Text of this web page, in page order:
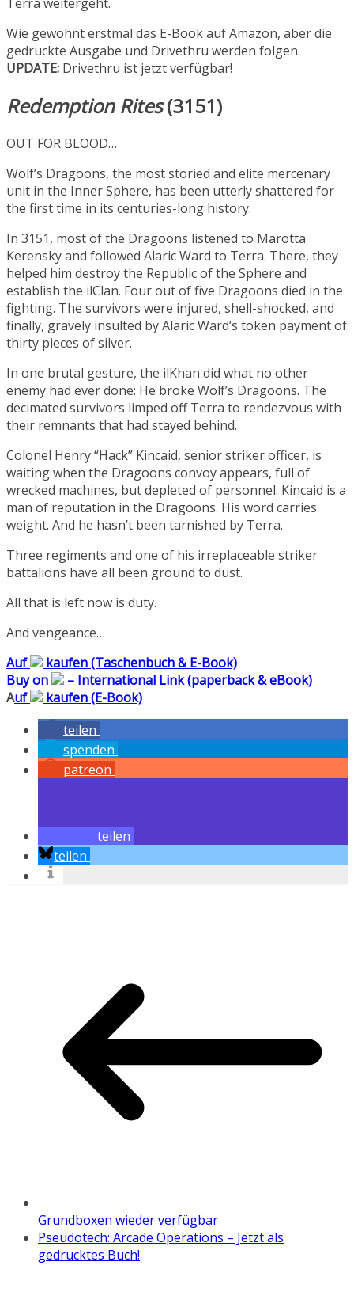
Wie gewohnt erstmal das E-Book auf Amazon, aber die
gedruckte Ausgabe und Drivethru werden folgen.
UPDATE: Drivethru ist jetzt verfügbar!
Redemption Rites(3151)
OUT FOR BLOOD…
Wolf’s Dragoons, the most storied and elite mercenary
unit in the Inner Sphere, has been utterly shattered for
the first time in its centuries-long history.
In 3151, most of the Dragoons listened to Marotta
Kerensky and followed Alaric Ward to Terra. There, they
helped him destroy the Republic of the Sphere and
establish the ilClan. Four out of five Dragoons died in the
fighting. The survivors were injured, shell-shocked, and
finally, gravely insulted by Alaric Ward’s token payment of
thirty pieces of silver.
In one brutal gesture, the ilKhan did what no other
enemy had ever done: He broke Wolf’s Dragoons. The
decimated survivors limped off Terra to rendezvous with
their remnants that had stayed behind.
Colonel Henry “Hack” Kincaid, senior striker officer, is
waiting when the Dragoons convoy appears, full of
wrecked machines, but depleted of personnel. Kincaid is a
man of reputation in the Dragoons. His word carries
weight. And he hasn’t been tarnished by Terra.
Three regiments and one of his irreplaceable striker
battalions have all been ground to dust.
All that is left now is duty.
And vengeance…
Auf
kaufen (Taschenbuch & E-Book)
Buy on
– International Link (paperback & eBook)
Auf
kaufen (E-Book)
teilen
spenden
patreon
teilen
teilen
Grundboxen wieder verfügbar
Pseudotech: Arcade Operations – Jetzt als
gedrucktes Buch!